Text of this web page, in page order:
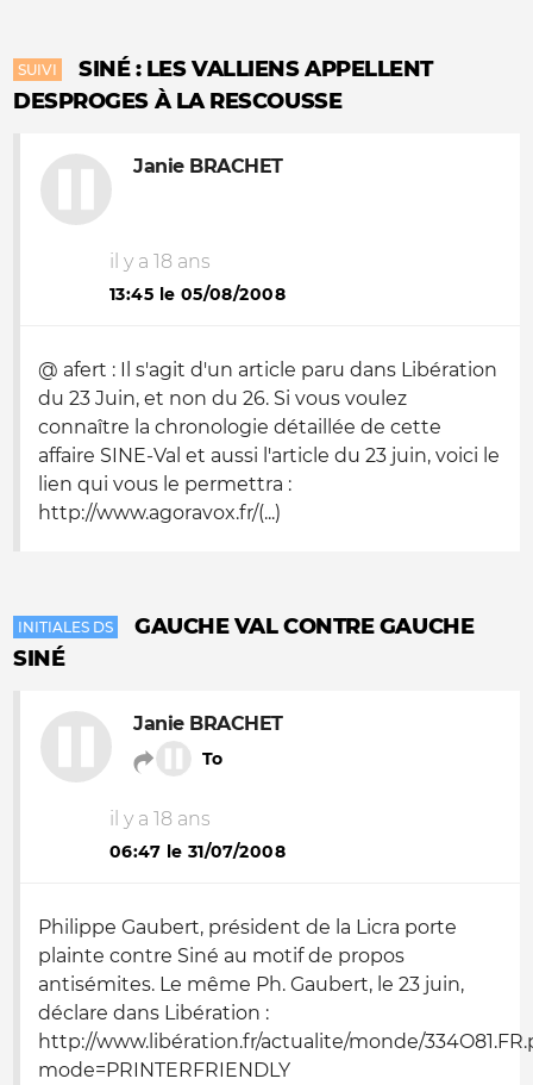
SUIVI
SINÉ : LES VALLIENS APPELLENT
DESPROGES À LA RESCOUSSE
Janie BRACHET
il y a 18 ans
13:45 le 05/08/2008
@ afert : Il s'agit d'un article paru dans Libération
du 23 Juin, et non du 26. Si vous voulez
connaître la chronologie détaillée de cette
affaire SINE-Val et aussi l'article du 23 juin, voici le
lien qui vous le permettra :
http://www.agoravox.fr/(...)
INITIALES DS
GAUCHE VAL CONTRE GAUCHE
SINÉ
Janie BRACHET
To
il y a 18 ans
06:47 le 31/07/2008
Philippe Gaubert, président de la Licra porte
plainte contre Siné au motif de propos
antisémites. Le même Ph. Gaubert, le 23 juin,
déclare dans Libération :
http://www.libération.fr/actualite/monde/
mode=PRINTERFRIENDLY